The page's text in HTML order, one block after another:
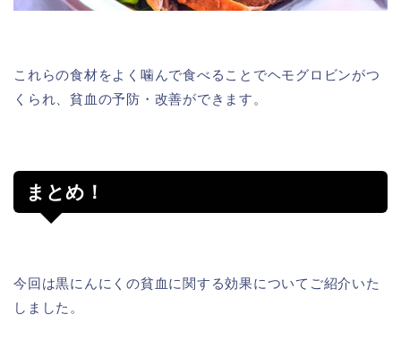
これらの食材をよく噛んで食べることでヘモグロビンがつ
くられ、貧血の予防・改善ができます。
まとめ！
今回は黒にんにくの貧血に関する効果についてご紹介いた
しました。